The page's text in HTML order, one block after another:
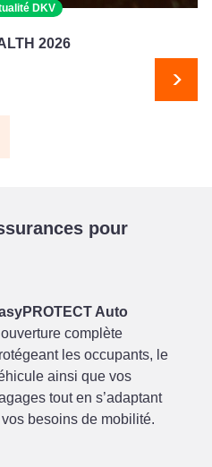
DKV
2026
pour
Auto
complète
les occupants, le
ainsi que vos
tout en s’adaptant
besoins de mobilité.